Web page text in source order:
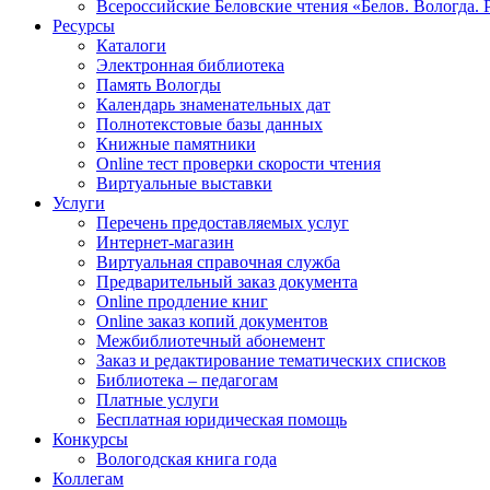
Всероссийские Беловские чтения «Белов. Вологда.
Ресурсы
Каталоги
Электронная библиотека
Память Вологды
Календарь знаменательных дат
Полнотекстовые базы данных
Книжные памятники
Online тест проверки скорости чтения
Виртуальные выставки
Услуги
Перечень предоставляемых услуг
Интернет-магазин
Виртуальная справочная служба
Предварительный заказ документа
Online продление книг
Online заказ копий документов
Межбиблиотечный абонемент
Заказ и редактирование тематических списков
Библиотека – педагогам
Платные услуги
Бесплатная юридическая помощь
Конкурсы
Вологодская книга года
Коллегам